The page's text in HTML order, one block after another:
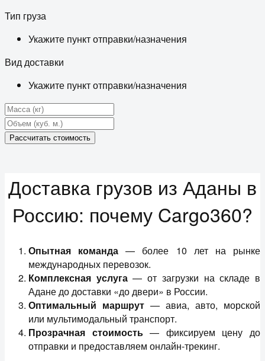
Тип груза
Укажите пункт отправки/назначения
Вид доставки
Укажите пункт отправки/назначения
Рассчитать стоимость
Доставка грузов из Аданы в
Россию: почему Cargo360?
Опытная команда — более 10 лет на рынке
международных перевозок.
Комплексная услуга— от загрузки на складе в
Адане до доставки «до двери» в России.
Оптимальный маршрут — авиа, авто, морской
или мультимодальный транспорт.
Прозрачная стоимость— фиксируем цену до
отправки и предоставляем онлайн-трекинг.